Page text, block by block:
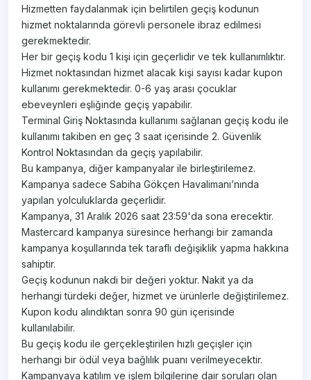
Hizmetten faydalanmak için belirtilen geçiş kodunun
hizmet noktalarında görevli personele ibraz edilmesi
gerekmektedir.
Her bir geçiş kodu 1 kişi için geçerlidir ve tek kullanımlıktır.
Hizmet noktasından hizmet alacak kişi sayısı kadar kupon
kullanımı gerekmektedir. 0-6 yaş arası çocuklar
ebeveynleri eşliğinde geçiş yapabilir.
Terminal Giriş Noktasında kullanımı sağlanan geçiş kodu ile
kullanımı takiben en geç 3 saat içerisinde 2. Güvenlik
Kontrol Noktasından da geçiş yapılabilir.
Bu kampanya, diğer kampanyalar ile birleştirilemez.
Kampanya sadece Sabiha Gökçen Havalimanı’nında
yapılan yolculuklarda geçerlidir.
Kampanya, 31 Aralık 2026 saat 23:59'da sona erecektir.
Mastercard kampanya süresince herhangi bir zamanda
kampanya koşullarında tek taraflı değişiklik yapma hakkına
sahiptir.
Geçiş kodunun nakdi bir değeri yoktur. Nakit ya da
herhangi türdeki değer, hizmet ve ürünlerle değiştirilemez.
Kupon kodu alındıktan sonra 90 gün içerisinde
kullanılabilir.
Bu geçiş kodu ile gerçekleştirilen hızlı geçişler için
herhangi bir ödül veya bağlılık puanı verilmeyecektir.
Kampanyaya katılım ve işlem bilgilerine dair soruları olan